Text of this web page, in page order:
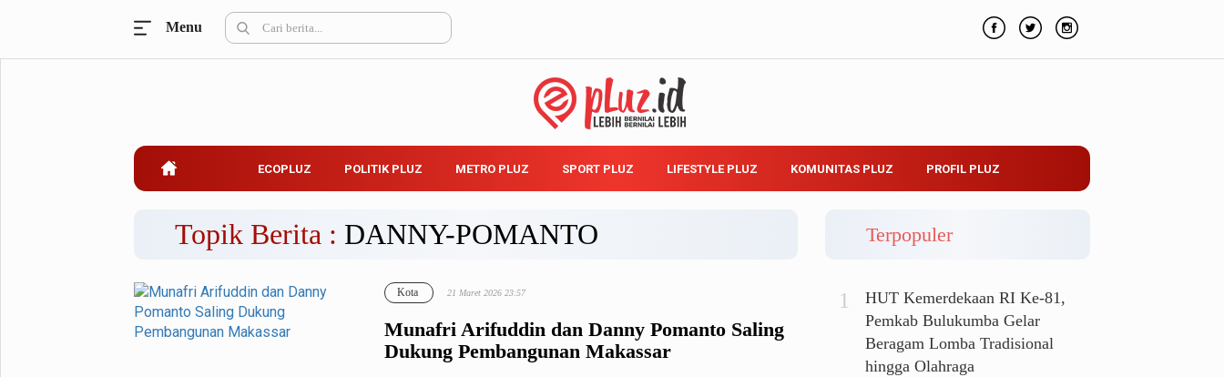
Belanja
Kuliner
Pemilu
Partai Politik
Menu
ECOPLUZ POLITIK PLUZ METRO PLUZ SPORT PLUZ LIFESTYLE PLUZ KOMUNITAS PLUZ PROFIL PLUZ
Topik Berita : DANNY-POMANTO
Munafri Arifuddin dan Danny Pomanto Saling
Dukung Pembangunan Makassar
Kota 21 Maret 2026 23:57
Terpopuler
HUT Kemerdekaan RI Ke-81,
Pemkab Bulukumba Gelar
Beragam Lomba Tradisional
hingga Olahraga